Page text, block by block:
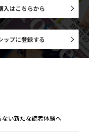
入はこちらから
ップに登録する
い新たな読者体験へ